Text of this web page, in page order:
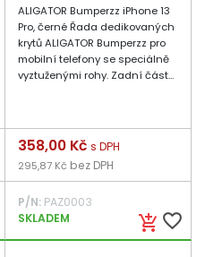
ALIGATOR Bumperzz iPhone 13
Pro, černé Řada dedikovaných
krytů ALIGATOR Bumperzz pro
mobilní telefony se speciálně
vyztuženými rohy. Zadní část...
add_shopping_cart favorite_border
Cena
358,00 Kč s DPH
295,87 Kč bez DPH
P/N:PAZ0003
SKLADEM